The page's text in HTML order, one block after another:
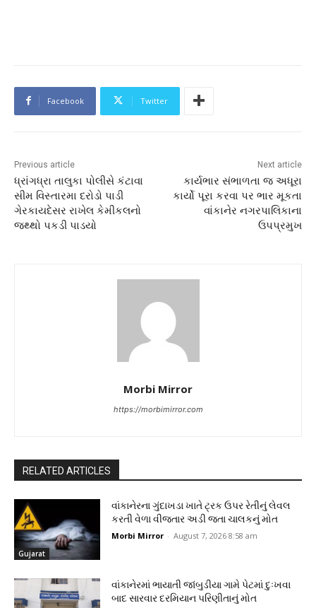
Facebook Twitter
Previous article
ધ્રાંગધ્રા તાલુકા પોલીસે કંટાવા
સીમ વિસ્તારમા દરોડો પાડી
ગેરકાયદેસર રાખેલ કેમીકલનો
જથ્થો પકડી પાડયો
Next article
કાર્યભાર સંભાળતા જ અધૂરા
કાર્યો પૂરા કરવા પર ભાર મૂકતા
વાંકાનેર નગરપાલિકાના
ઉપપ્રમુખ
Morbi Mirror
https://morbimirror.com
RELATED ARTICLES
Gujarat
વાંકાનેરના ગુંદાખડા ખાતે ટ્રક ઉપર રેતીનું લેવલ
કરતી વેળા વીજતાર અડી જતા ચાલકનું મોત
Morbi Mirror - August 7, 2026 8:58 am
વાંકાનેરમાં ભાયાતી જાંબુડીયા ગામે પેટમાં દુઃખવા
બાદ સારવાર દરમિયાન પરિણીતાનું મોત